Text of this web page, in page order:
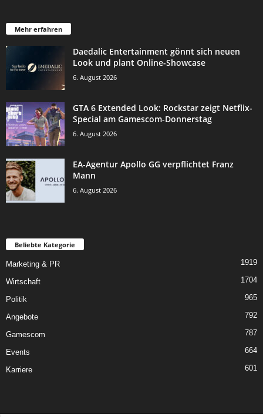
Mehr erfahren
Daedalic Entertainment gönnt sich neuen
Look und plant Online-Showcase
6. August 2026
GTA 6 Extended Look: Rockstar zeigt Netflix-
Special am Gamescom-Donnerstag
6. August 2026
EA-Agentur Apollo GG verpflichtet Franz
Mann
6. August 2026
Beliebte Kategorie
Marketing & PR 1919
Wirtschaft 1704
Politik 965
Angebote 792
Gamescom 787
Events 664
Karriere 601